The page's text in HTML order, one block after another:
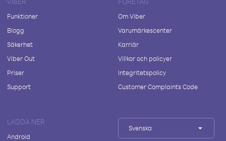
Funktioner
Blogg
Säkerhet
Viber Out
Priser
Support
Om Viber
Varumärkescenter
Karriär
Villkor och policyer
Integritetspolicy
Customer Complaints Code
LADDA NER
Android
Svenska